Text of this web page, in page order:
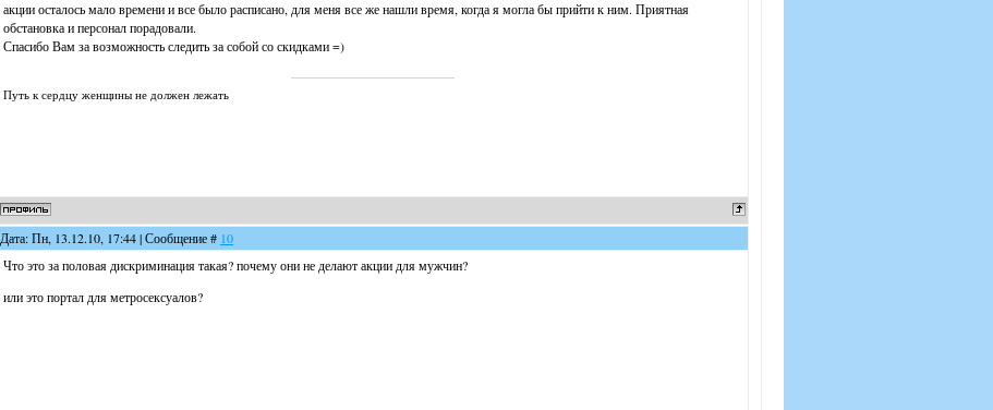
акции осталось мало времени и все было расписано, для меня все же нашли время, когда я могла бы прийти к ним. Приятная
обстановка и персонал порадовали.
Спасибо Вам за возможность следить за собой со скидками =)
Путь к сердцу женщины не должен лежать
Дата: Пн, 13.12.10, 17:44 | Сообщение # 10
Что это за половая дискриминация такая? почему они не делают акции для мужчин?
или это портал для метросексуалов?